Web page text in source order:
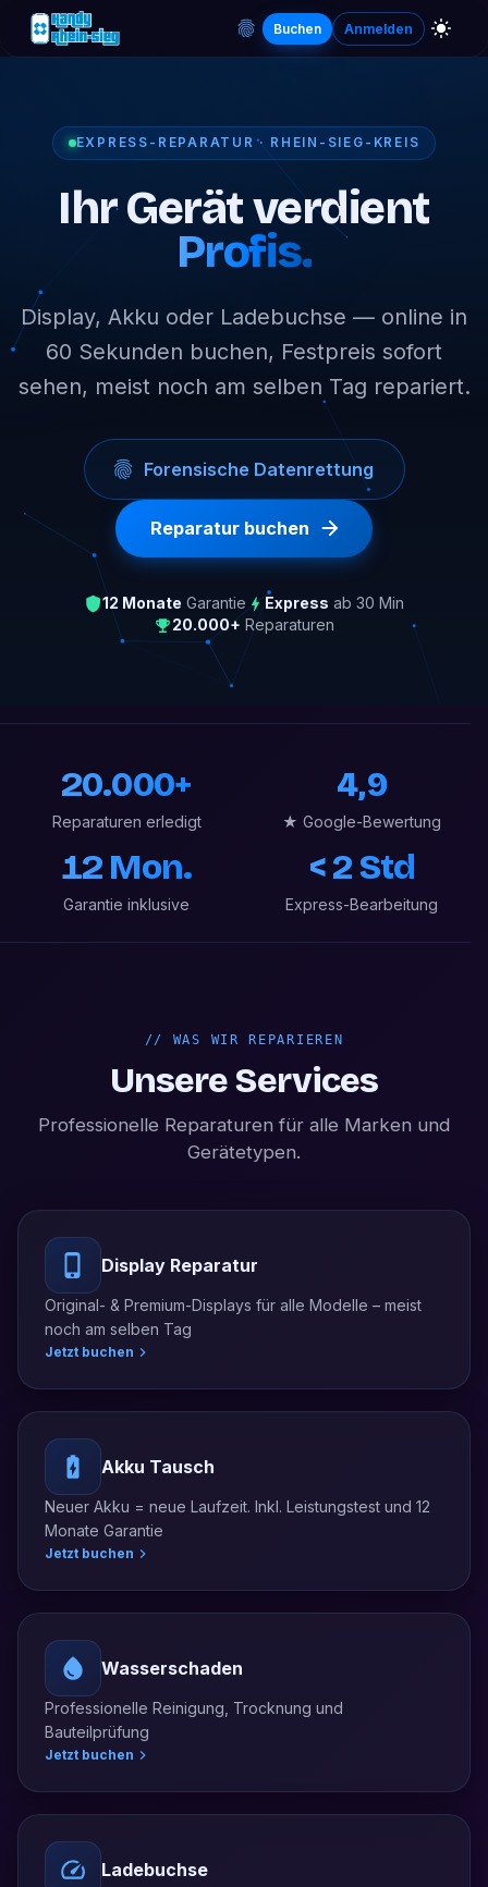
Buchen Anmelden
EXPRESS-REPARATUR · RHEIN-SIEG-KREIS
Ihr Gerät verdient
Profis.
Display, Akku oder Ladebuchse — online in
60 Sekunden buchen, Festpreis sofort
sehen, meist noch am selben Tag repariert.
Forensische Datenrettung
Reparatur buchen
12 Monate Garantie Express ab 30 Min
20.000+ Reparaturen
20.000+
Reparaturen erledigt
4,9
★ Google-Bewertung
12 Mon.
Garantie inklusive
< 2 Std
Express-Bearbeitung
// WAS WIR REPARIEREN
Unsere Services
Professionelle Reparaturen für alle Marken und
Gerätetypen.
Display Reparatur
Original- & Premium-Displays für alle Modelle – meist
noch am selben Tag
Jetzt buchen
Akku Tausch
Neuer Akku = neue Laufzeit. Inkl. Leistungstest und 12
Monate Garantie
Jetzt buchen
Wasserschaden
Professionelle Reinigung, Trocknung und
Bauteilprüfung
Jetzt buchen
Ladebuchse